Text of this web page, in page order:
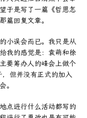
于是写了一篇《哲思怎
篇回复文章。
小误会而已。我只是从
我的感觉是：袁萌和徐
要筹办人的峰会上做个
但并没有正式的加入
。
点进行什么活动都写的